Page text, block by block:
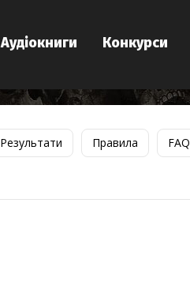
Аудіокниги Конкурси
Результати Правила FAQ